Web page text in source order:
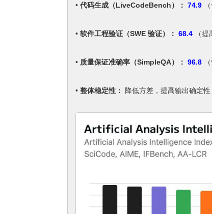
• 代码生成（LiveCodeBench）： 74.9
• 软件工程验证（SWE 验证）： 68.4 （提
• 质量保证准确率（SimpleQA）： 96.8
• 整体稳定性： 降低方差，提高输出确定性